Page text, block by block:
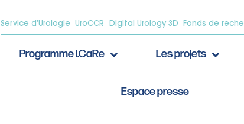
Service d’Urologie UroCCR Digital Urology 3D Fonds de
Programme I.CaRe Les projets
Espace presse